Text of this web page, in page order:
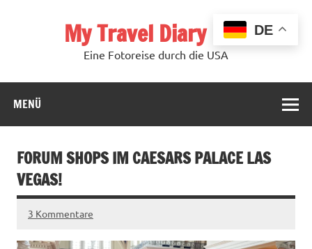
My Travel Diary USA
Eine Fotoreise durch die USA
MENÜ
FORUM SHOPS IM CAESARS PALACE LAS
VEGAS!
3 Kommentare
DE